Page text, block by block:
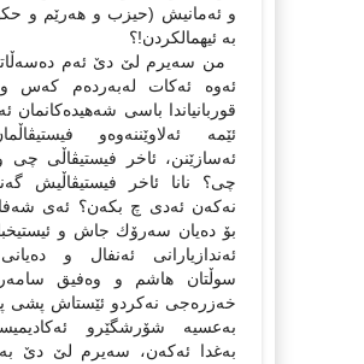
و ئەمانیش (حیزب و هەرێم و
بە ئیهمالكردن!؟
من سەیرم لێ دێ ئەم
ئەوە ئەكات لەبەردەم كەس
قوربانیاندا باسی شەهیدەكانمان
ئێمە ئەلاوێننەوەو
ئەسازێنن، ئاخر فیستیڤاڵی چی
چی؟ نانا ئاخر فیستیڤاڵیش
نەكەن ئەدی چ بكەن؟ ئەی
بۆ دەیان سەرۆك جاش و
ئەندازیارانی ئەنفال و
سوڵتان هاشم و وەفیق
خەزرەجی نەكردو ئێستاش پشی
بەعسیە شۆرشگێرو
بەغدا ئەكەن، سەیرم لێ دێ